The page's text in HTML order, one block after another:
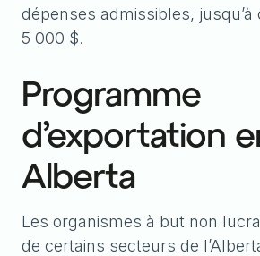
dépenses admissibles,
5 000 $.
Programme
d’exportation
Alberta
Les organismes à but non
de certains secteurs de